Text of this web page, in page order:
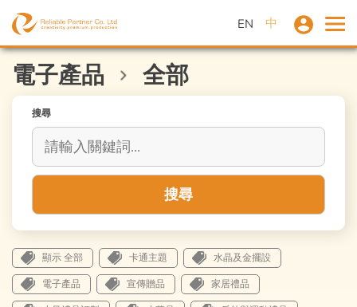
EN 中
電子產品 全部
搜尋
搜尋
顯示 全部 卡通主題 水晶及金擺設
電子產品 宣傳贈品 家居禮品